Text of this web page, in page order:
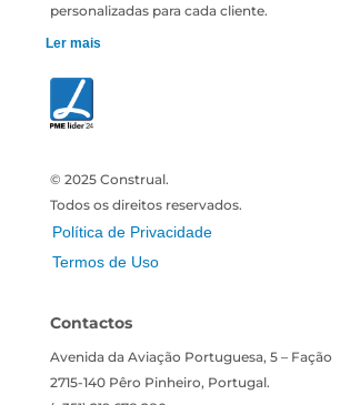
personalizadas para cada cliente.
Ler mais
© 2025 Construal.
Todos os direitos reservados.
Política de Privacidade
Termos de Uso
Contactos
Avenida da Aviação Portuguesa, 5 – Fação
2715-140 Pêro Pinheiro, Portugal.